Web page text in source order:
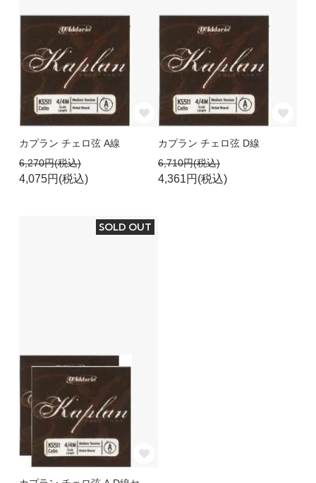
カプラン チェロ弦 A線
6,270円(税込)
4,075円(税込)
カプラン チェロ弦 D線
6,710円(税込)
4,361円(税込)
SOLD OUT